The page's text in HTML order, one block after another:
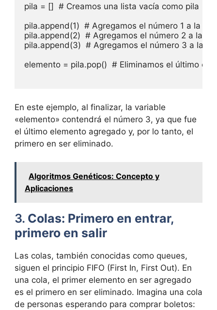
pila = []  # Creamos una lista vacía como pila
pila.append(1)  # Agregamos el número 1 a la pila
pila.append(2)  # Agregamos el número 2 a la
pila.append(3)  # Agregamos el número 3 a la
elemento = pila.pop()  # Eliminamos el último
En este ejemplo, al finalizar, la variable
«elemento» contendrá el número 3, ya que fue
el último elemento agregado y, por lo tanto, el
primero en ser eliminado.
Algoritmos Genéticos: Concepto y
Aplicaciones
3. Colas: Primero en entrar,
primero en salir
Las colas, también conocidas como queues,
siguen el principio FIFO (First In, First Out). En
una cola, el primer elemento en ser agregado
es el primero en ser eliminado. Imagina una cola
de personas esperando para comprar boletos: